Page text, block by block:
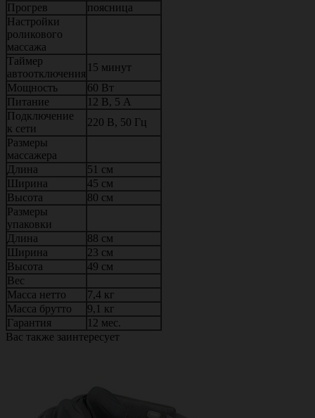
Прогрев
поясница
Настройки
роликового
массажа
Таймер
автоотключения
15 минут
Мощность
60 Вт
Питание
12 В, 5 А
Подключение
к сети
220 В, 50 Гц
Размеры
массажера
Длина
51 см
Ширина
45 см
Высота
80 см
Размеры
упаковки
Длина
88 см
Ширина
23 см
Высота
49 см
Вес
Масса нетто
7,4 кг
Масса брутто
9,1 кг
Гарантия
12 мес.
Вас также заинтересует